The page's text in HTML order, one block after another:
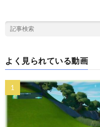
よく見られている動画